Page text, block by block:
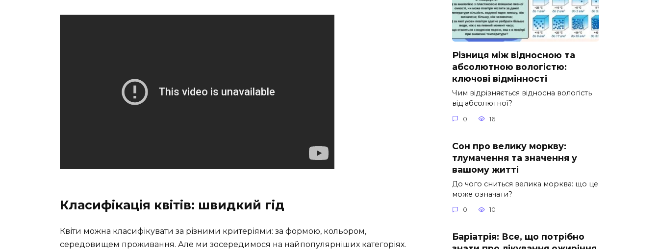
Класифікація квітів: швидкий гід
Квіти можна класифікувати за різними критеріями: за формою, кольором,
середовищем проживання. Але ми зосередимося на найпопулярніших категоріях.
Різниця між відносною та
абсолютною вологістю:
ключові відмінності
Чим відрізняється відносна вологість
від абсолютної?
0 16
Сон про велику моркву:
тлумачення та значення у
вашому житті
До чого сниться велика морква: що це
може означати?
0 10
Баріатрія: Все, що потрібно